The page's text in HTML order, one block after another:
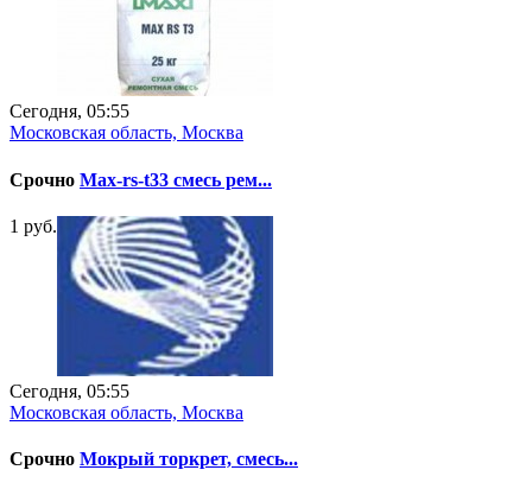
Сегодня, 05:55
Московская область, Москва
Срочно Max-rs-t33 cмесь рем...
1 руб.
Сегодня, 05:55
Московская область, Москва
Срочно Мокрый торкрет, смесь...